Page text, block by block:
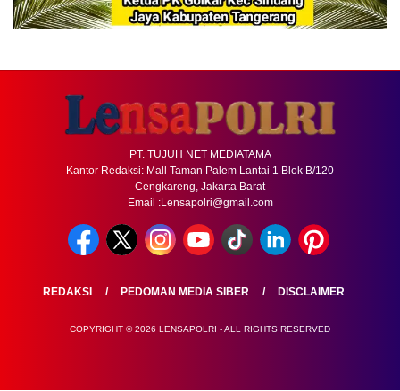
PT. TUJUH NET MEDIATAMA
Kantor Redaksi: Mall Taman Palem Lantai 1 Blok B/120
Cengkareng, Jakarta Barat
Email :Lensapolri@gmail.com
REDAKSI PEDOMAN MEDIA SIBER DISCLAIMER
COPYRIGHT © 2026 LENSAPOLRI - ALL RIGHTS RESERVED